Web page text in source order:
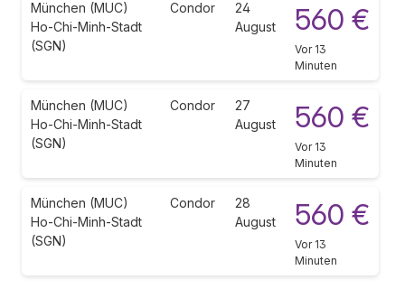
München (MUC)
Ho-Chi-Minh-Stadt
(SGN)
Condor
24
August
560 €
Vor 13
Minuten
München (MUC)
Ho-Chi-Minh-Stadt
(SGN)
Condor
27
August
560 €
Vor 13
Minuten
München (MUC)
Ho-Chi-Minh-Stadt
(SGN)
Condor
28
August
560 €
Vor 13
Minuten